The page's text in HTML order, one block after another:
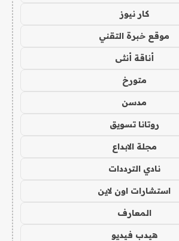
كار نيوز
موقع خبرة التقني
أناقة أنثى
متورخ
مدسن
روتانا تسويق
مجلة الابداع
نادي الترددات
استشارات اون لاين
المعارف
هيدب فيديو